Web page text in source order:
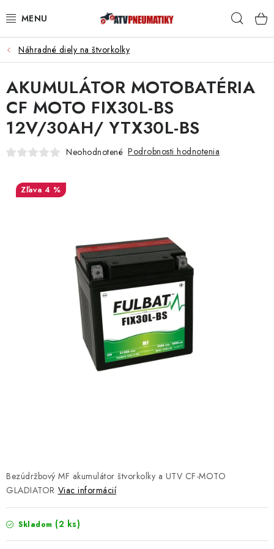
na
PNEUMATIKY
DISKY
ROZŠIROVACIE PODLOŽKY
NÁHRADNÉ DIELY NA ŠTVORKOLKY
OCHRANNÉ RÁMY
KRYTY PODVOZKU
NÁVLEKY TLMIČOV
NAVIJAKY COME UP WARN
OLEJE MAXIMA A FILTRE
ROZŠIROVACIE PLASTY BLATNÍKOV
ŠTVORKOLKY
NOVINKY
Náhradné diely na štvorkolky
Bezúdržbový MF akumulátor štvorkolky a UTV CF-MOTO
GLADIATOR Viac informácií
Skladom (2 ks)
AKUMULÁTOR MOTOBATÉRIA
CF MOTO FIX30L-BS
12V/30AH/ YTX30L-BS
Neohodnotené Podrobnosti hodnotenia
4 %